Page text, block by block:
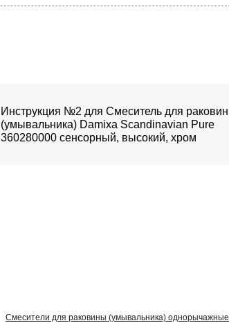
Инструкция №2 для Смеситель для
(умывальника) Damixa Scandinavian Pure
360280000 сенсорный, высокий, хром
Смесители для раковины (умывальника) однорычажные